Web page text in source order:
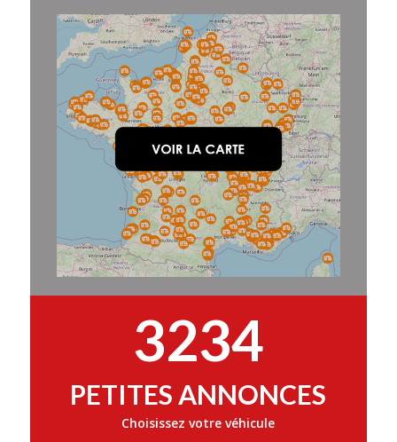
3234
PETITES ANNONCES
Choisissez votre véhicule